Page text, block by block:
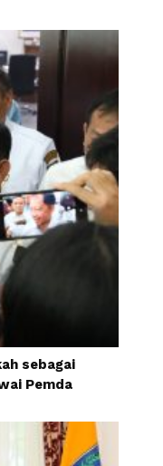
sebagai
Pemda